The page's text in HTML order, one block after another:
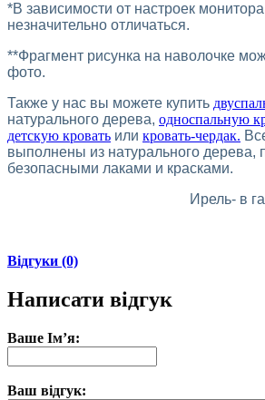
*В зависимости от настроек
незначительно отличаться.
**Фрагмент рисунка на наволочке
фото.
Также у нас вы можете купить
натурального дерева, односпальную
детскую кровать или кровать-чердак.
выполнены из натурального дерева,
безопасными лаками и красками.
Ирель- в
Відгуки (0)
Написати відгук
Ваше Ім’я:
Ваш відгук: